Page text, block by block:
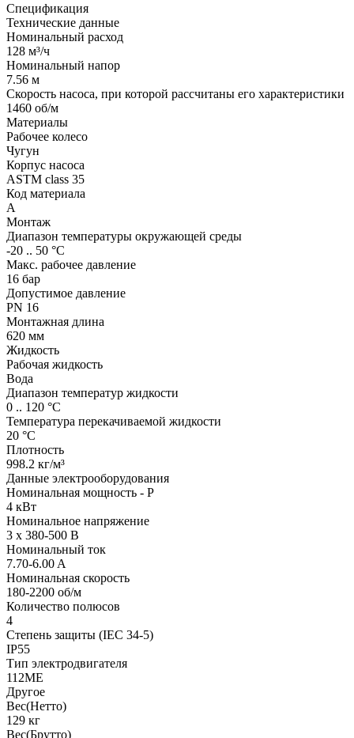
Спецификация
Технические данные
Номинальный расход
128 м³/ч
Номинальный напор
7.56 м
Скорость насоса, при которой рассчитаны его характеристики
1460 об/м
Материалы
Рабочее колесо
Чугун
Корпус насоса
ASTM class 35
Код материала
A
Монтаж
Диапазон температуры окружающей среды
-20 .. 50 °C
Макс. рабочее давление
16 бар
Допустимое давление
PN 16
Монтажная длина
620 мм
Жидкость
Рабочая жидкость
Вода
Диапазон температур жидкости
0 .. 120 °C
Температура перекачиваемой жидкости
20 °C
Плотность
998.2 кг/м³
Данные электрооборудования
Номинальная мощность - P
4 кВт
Номинальное напряжение
3 x 380-500 В
Номинальный ток
7.70-6.00 A
Номинальная скорость
180-2200 об/м
Количество полюсов
4
Степень защиты (IEC 34-5)
IP55
Тип электродвигателя
112ME
Другое
Вес(Нетто)
129 кг
Вес(Брутто)